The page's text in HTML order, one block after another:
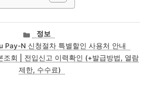
카
테
고
리
정보
Pay-N 신청절차 특별할인 사용처 안내
조회 | 전입신고 이력확인 (+발급방법, 열람
제한, 수수료)